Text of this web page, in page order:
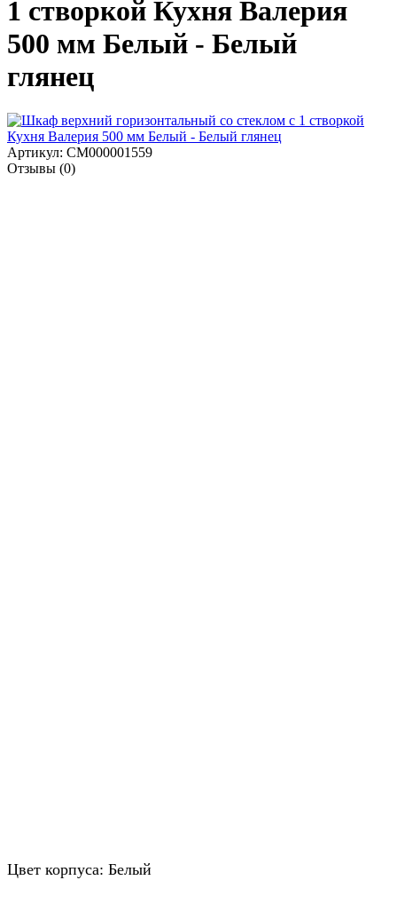
1 створкой Кухня Валерия
500 мм Белый - Белый
глянец
Артикул: СМ000001559
Отзывы (0)
Цвет корпуса: Белый